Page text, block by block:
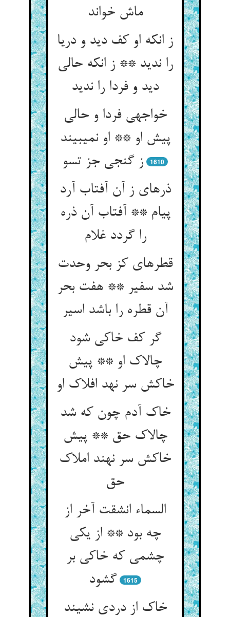
ماش خواند
ز انکه او کف دید و دریا
را ندید ** ز انکه حالی
دید و فردا را ندید
خواجه‏ی فردا و حالی
پیش او ** او نمی‏بیند
ز گنجی جز تسو
1610
ذره‏ای ز آن آفتاب آرد
پیام ** آفتاب آن ذره
را گردد غلام‏
قطره‏ای کز بحر وحدت
شد سفیر ** هفت بحر
آن قطره را باشد اسیر
گر کف خاکی شود
چالاک او ** پیش
خاکش سر نهد افلاک او
خاک آدم چون که شد
چالاک حق ** پیش
خاکش سر نهند املاک
حق‏
السماء انشقت آخر از
چه بود ** از یکی
چشمی که خاکی بر
گشود
1615
خاک از دردی نشیند